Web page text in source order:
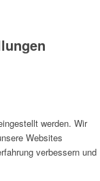
werden. Wir
Websites
verbessern und